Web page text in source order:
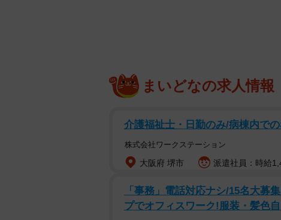
まいどなの求人情報
介護福祉士・日勤のみ/病棟内で
株式会社ワークステーション
大阪府 堺市 派遣社員：時給
「事務」電話対応ナシ/15名大募
プでオフィスワーク!服装・髪色